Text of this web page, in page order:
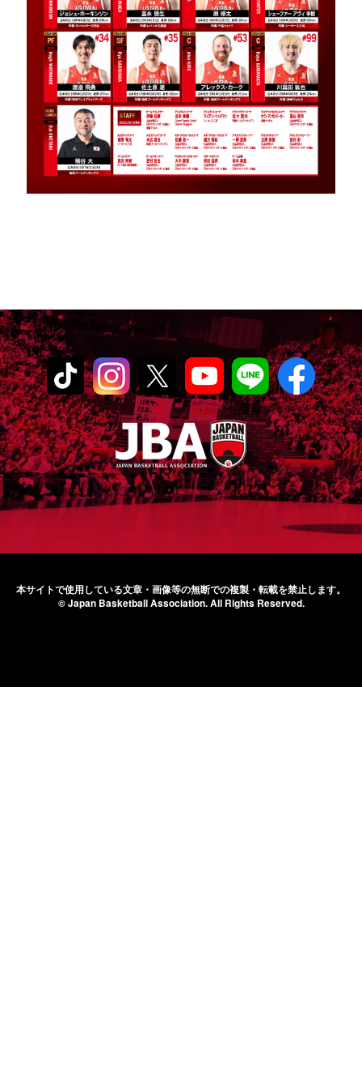
本サイトで使用している文章・画像等の無断での複製・転載を禁止します。
© Japan Basketball Association.All Rights Reserved.